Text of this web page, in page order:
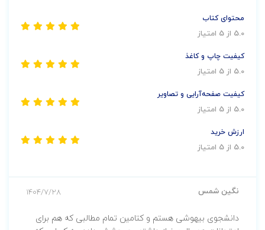
محتوای کتاب
5.0 از 5 امتیاز
کیفیت چاپ و کاغذ
5.0 از 5 امتیاز
کیفیت صفحه‌آرایی و تصاویر
5.0 از 5 امتیاز
ارزش خرید
5.0 از 5 امتیاز
نگین شمس 1404/7/28
دانشجوی بیهوشی هستم و کتامین تمام مطالبی که هم برای